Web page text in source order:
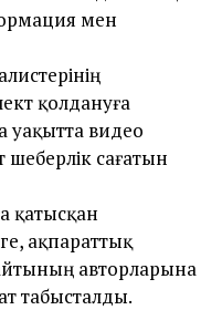
мен
қолдануға
уақытта видео
сағатын
қатысқан
ақпараттық
авторларына
табысталды.